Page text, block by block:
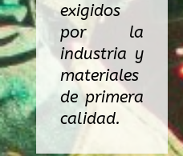
exigidos
por la
industria y
materiales
de primera
calidad.